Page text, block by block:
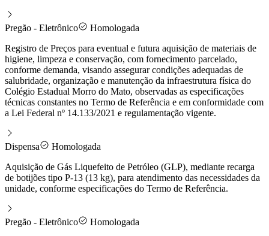
Pregão - Eletrônico
Homologada
Registro de Preços para eventual e futura aquisição de materiais de
higiene, limpeza e conservação, com fornecimento parcelado,
conforme demanda, visando assegurar condições adequadas de
salubridade, organização e manutenção da infraestrutura física do
Colégio Estadual Morro do Mato, observadas as especificações
técnicas constantes no Termo de Referência e em conformidade com
a Lei Federal nº 14.133/2021 e regulamentação vigente.
Dispensa
Homologada
Aquisição de Gás Liquefeito de Petróleo (GLP), mediante recarga
de botijões tipo P-13 (13 kg), para atendimento das necessidades da
unidade, conforme especificações do Termo de Referência.
Pregão - Eletrônico
Homologada